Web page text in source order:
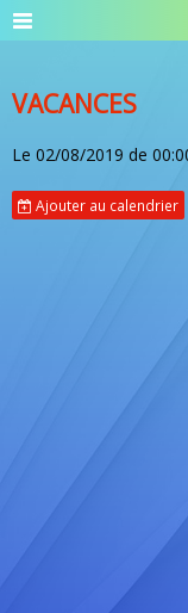
VACANCES
Le 02/08/2019 de
Ajouter au calendrier